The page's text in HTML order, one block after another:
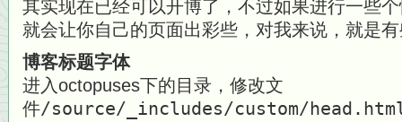
其实现在已经可以开博了，不过如果进行一些
就会让你自己的页面出彩些，对我来说，就是
博客标题字体
进入octopuses下的目录，修改文
件/source/_includes/custom/